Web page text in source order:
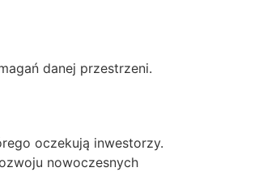
danej przestrzeni.
oczekują inwestorzy.
nowoczesnych